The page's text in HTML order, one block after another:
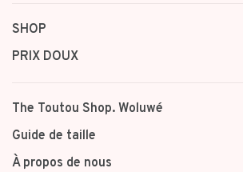
SHOP
PRIX DOUX
The Toutou Shop. Woluwé
Guide de taille
À propos de nous